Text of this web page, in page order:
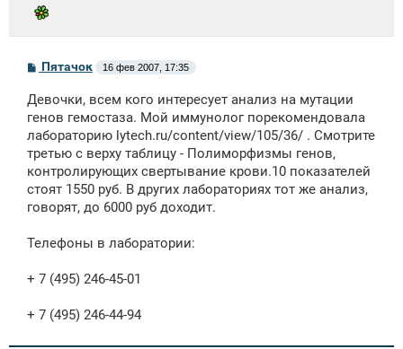
С
б
щ
н
и
Пятачок 16 фев 2007, 17:35
Девочки, всем кого интересует анализ на мутации
генов гемостаза. Мой иммунолог порекомендовала
лабораторию lytech.ru/content/view/105/36/ . Смотрите
третью с верху таблицу - Полиморфизмы генов,
контролирующих свертывание крови.10 показателей
стоят 1550 руб. В других лабораториях тот же анализ,
говорят, до 6000 руб доходит.
Телефоны в лаборатории:
+ 7 (495) 246-45-01
+ 7 (495) 246-44-94